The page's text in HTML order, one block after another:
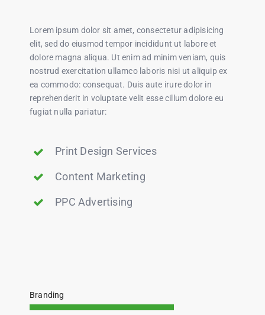
Lorem ipsum dolor sit amet, consectetur adipisicing
elit, sed do eiusmod tempor incididunt ut labore et
dolore magna aliqua. Ut enim ad minim veniam, quis
nostrud exercitation ullamco laboris nisi ut aliquip ex
ea commodo: consequat. Duis aute irure dolor in
reprehenderit in voluptate velit esse cillum dolore eu
fugiat nulla pariatur:
Print Design Services
Content Marketing
PPC Advertising
Branding